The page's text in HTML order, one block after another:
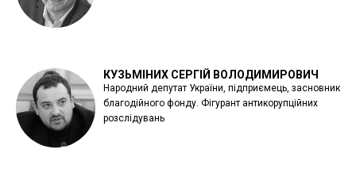
КУЗЬМІНИХ СЕРГІЙ ВОЛОДИМИРОВИЧ
Народний депутат України, підприємець, засновник
благодійного фонду. Фігурант антикорупційних
розслідувань